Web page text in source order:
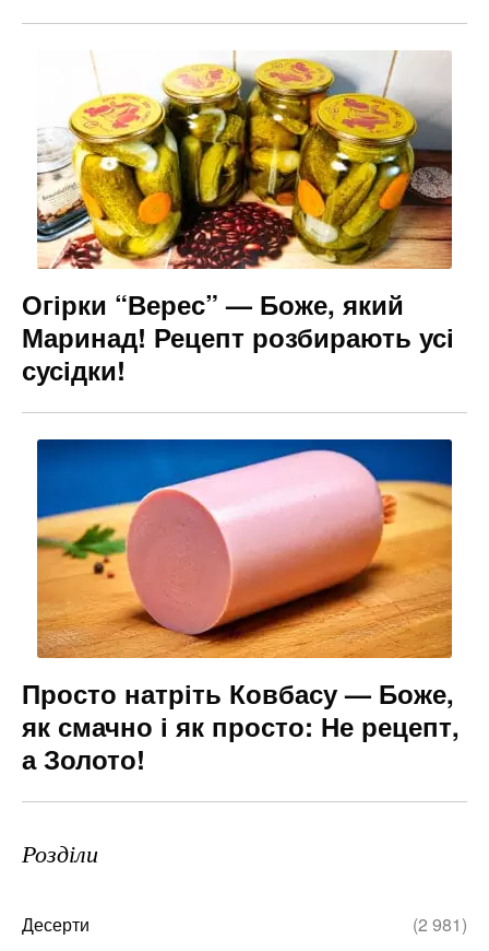
Огірки “Верес” — Боже, який
Маринад! Рецепт розбирають усі
сусідки!
Просто натріть Ковбасу — Боже,
як смачно і як просто: Не рецепт,
а Золото!
Розділи
Десерти (2 981)